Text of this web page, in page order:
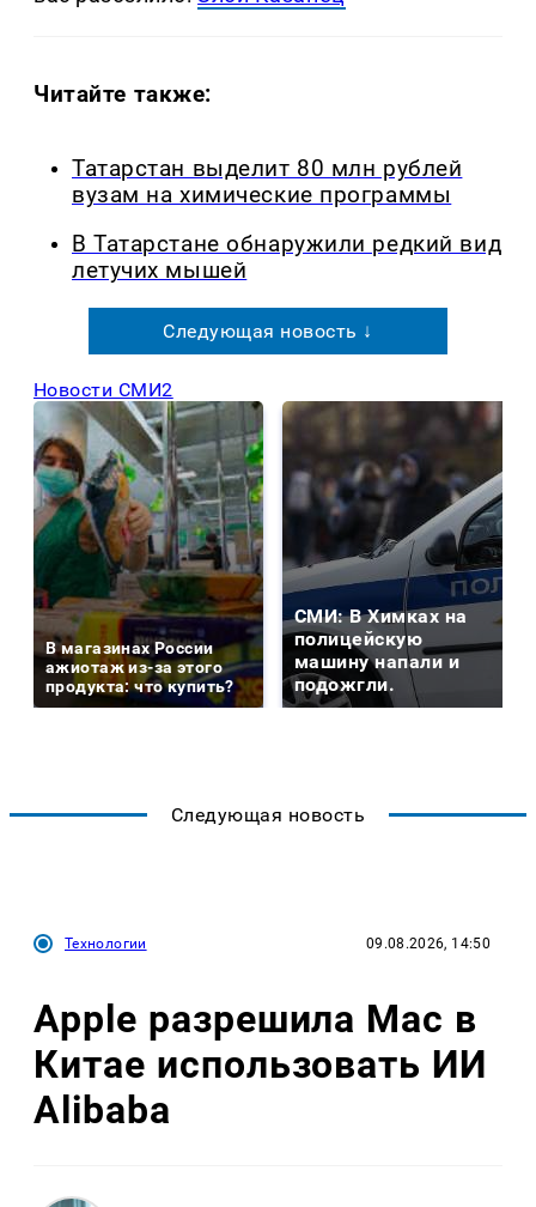
Читайте также:
Татарстан выделит 80 млн рублей
вузам на химические программы
В Татарстане обнаружили редкий вид
летучих мышей
Следующая новость ↓
Новости СМИ2
В магазинах России
ажиотаж из-за этого
продукта: что купить?
СМИ: В Химках на
полицейскую
машину напали и
подожгли.
Следующая новость
Технологии 09.08.2026, 14:50
Apple разрешила Mac в
Китае использовать ИИ
Alibaba